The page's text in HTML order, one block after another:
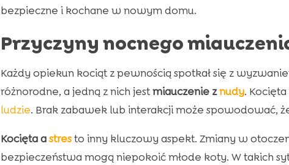
bezpieczne i kochane w nowym domu.
Przyczyny nocnego
Każdy opiekun kociąt z pewnością spotkał się z
różnorodne, a jedną z nich jestmiauczenie znudy.
ludzie. Brak zabawek lub interakcji może spowodować,
Kocięta astresto inny kluczowy aspekt. Zmiany w
bezpieczeństwa mogą niepokoić młode koty. W takich